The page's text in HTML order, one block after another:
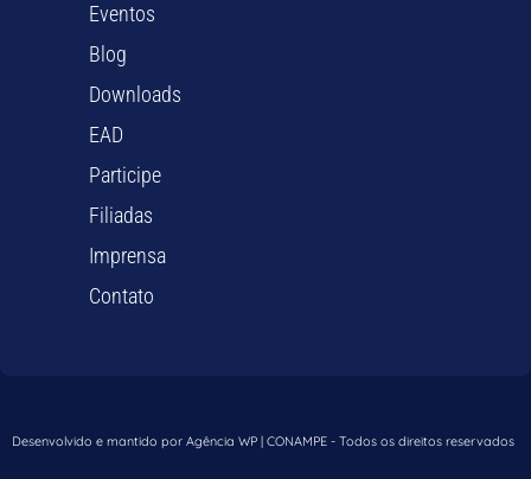
Eventos
Blog
Downloads
EAD
Participe
Filiadas
Imprensa
Contato
Desenvolvido e mantido por Agência WP | CONAMPE - Todos os direitos reservados